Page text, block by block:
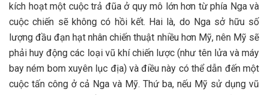
kích hoạt một cuộc trả đũa ở quy mô lớn hơn từ phía Nga và
cuộc chiến sẽ không có hồi kết. Hai là, do Nga sở hữu số
lượng đầu đạn hạt nhân chiến thuật nhiều hơn Mỹ, nên Mỹ sẽ
phải huy động các loại vũ khí chiến lược (như tên lửa và máy
bay ném bom xuyên lục địa) và điều này có thể dẫn đến một
cuộc tấn công ở cả Nga và Mỹ. Thứ ba, nếu Mỹ sử dụng vũ